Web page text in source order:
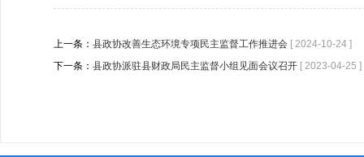
上一条： 县政协改善生态环境专项民主监督工作推进会 [ 2024-10-24 ]
下一条： 县政协派驻县财政局民主监督小组见面会议召开 [ 2023-04-25 ]